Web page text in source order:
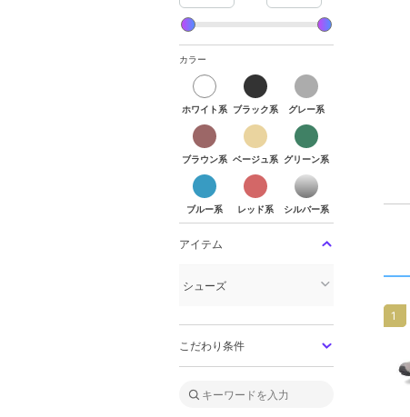
カラー
ホワイト系
ホワイト系
ブラック系
ブラック系
グレー系
グレー系
ブラウン系
ブラウン系
ベージュ系
ベージュ系
グリーン系
グリーン系
ブルー系
ブルー系
レッド系
レッド系
シルバー系
シルバー系
アイテム
シューズ
こだわり条件
1